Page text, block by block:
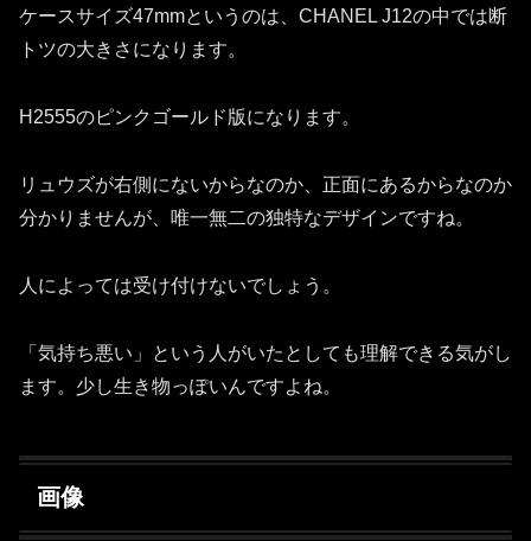
ケースサイズ47mmというのは、CHANEL J12の中では断
トツの大きさになります。
H2555のピンクゴールド版になります。
リュウズが右側にないからなのか、正面にあるからなのか
分かりませんが、唯一無二の独特なデザインですね。
人によっては受け付けないでしょう。
「気持ち悪い」という人がいたとしても理解できる気がし
ます。少し生き物っぽいんですよね。
画像